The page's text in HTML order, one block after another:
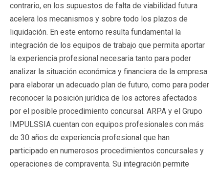
contrario, en los supuestos de falta de viabilidad futura
acelera los mecanismos y sobre todo los plazos de
liquidación. En este entorno resulta fundamental la
integración de los equipos de trabajo que permita aportar
la experiencia profesional necesaria tanto para poder
analizar la situación económica y financiera de la empresa
para elaborar un adecuado plan de futuro, como para poder
reconocer la posición jurídica de los actores afectados
por el posible procedimiento concursal. ARPA y el Grupo
IMPULSSIA cuentan con equipos profesionales con más
de 30 años de experiencia profesional que han
participado en numerosos procedimientos concursales y
operaciones de compraventa. Su integración permite